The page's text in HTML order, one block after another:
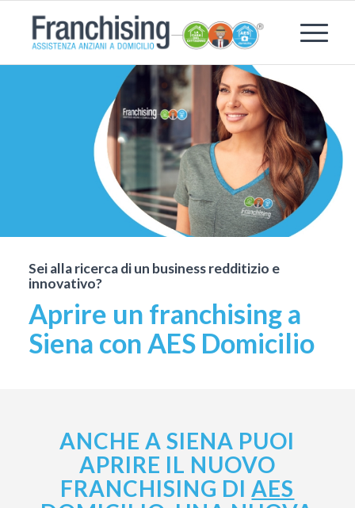
Sei alla ricerca di un business redditizio e
innovativo?
Aprire un franchising a
Siena con AES Domicilio
ANCHE A SIENA PUOI
APRIRE IL NUOVO
FRANCHISING DIAES